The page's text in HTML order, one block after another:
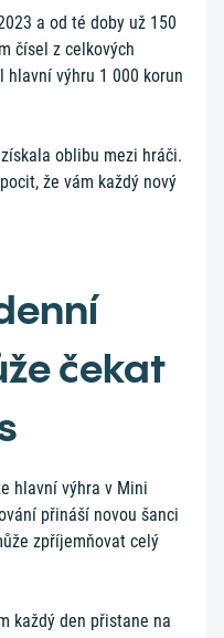
a od té doby už 150
čísel z celkových
výhru 1 000 korun
oblibu mezi hráči.
že vám každý nový
čekat
hlavní výhra v Mini
přináší novou šanci
zpříjemňovat celý
každý den přistane na